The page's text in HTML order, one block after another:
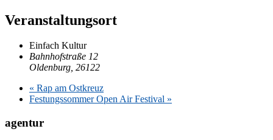
Veranstaltungsort
Einfach Kultur
Bahnhofstraße 12
Oldenburg, 26122
« Rap am Ostkreuz
Festungssommer Open Air Festival »
agentur